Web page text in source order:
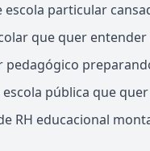
escola particular
que quer
pedagógico
pública que
RH educacional